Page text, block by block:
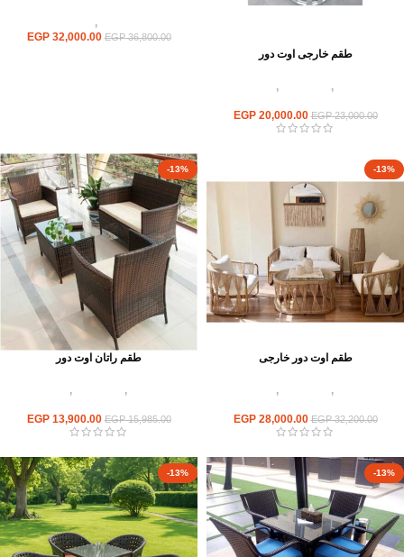
طقم خارجى اوت دور
أثاث اوت دور, أطقم راتان,
EGP23,000.00
EGP20,000.00
,
EGP36,800.00
EGP32,000.00
-13%
طقم اوت دور خارجى
أثاث اوت دور, أطقم راتان,
EGP32,200.00
EGP28,000.00
-13%
طقم راتان اوت دور
أثاث اوت دور, أطقم راتان,
EGP15,985.00
EGP13,900.00
-13%
-13%